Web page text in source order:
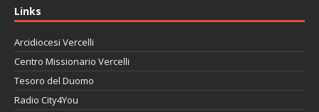
Links
Arcidiocesi Vercelli
Centro Missionario Vercelli
Tesoro del Duomo
Radio City4You